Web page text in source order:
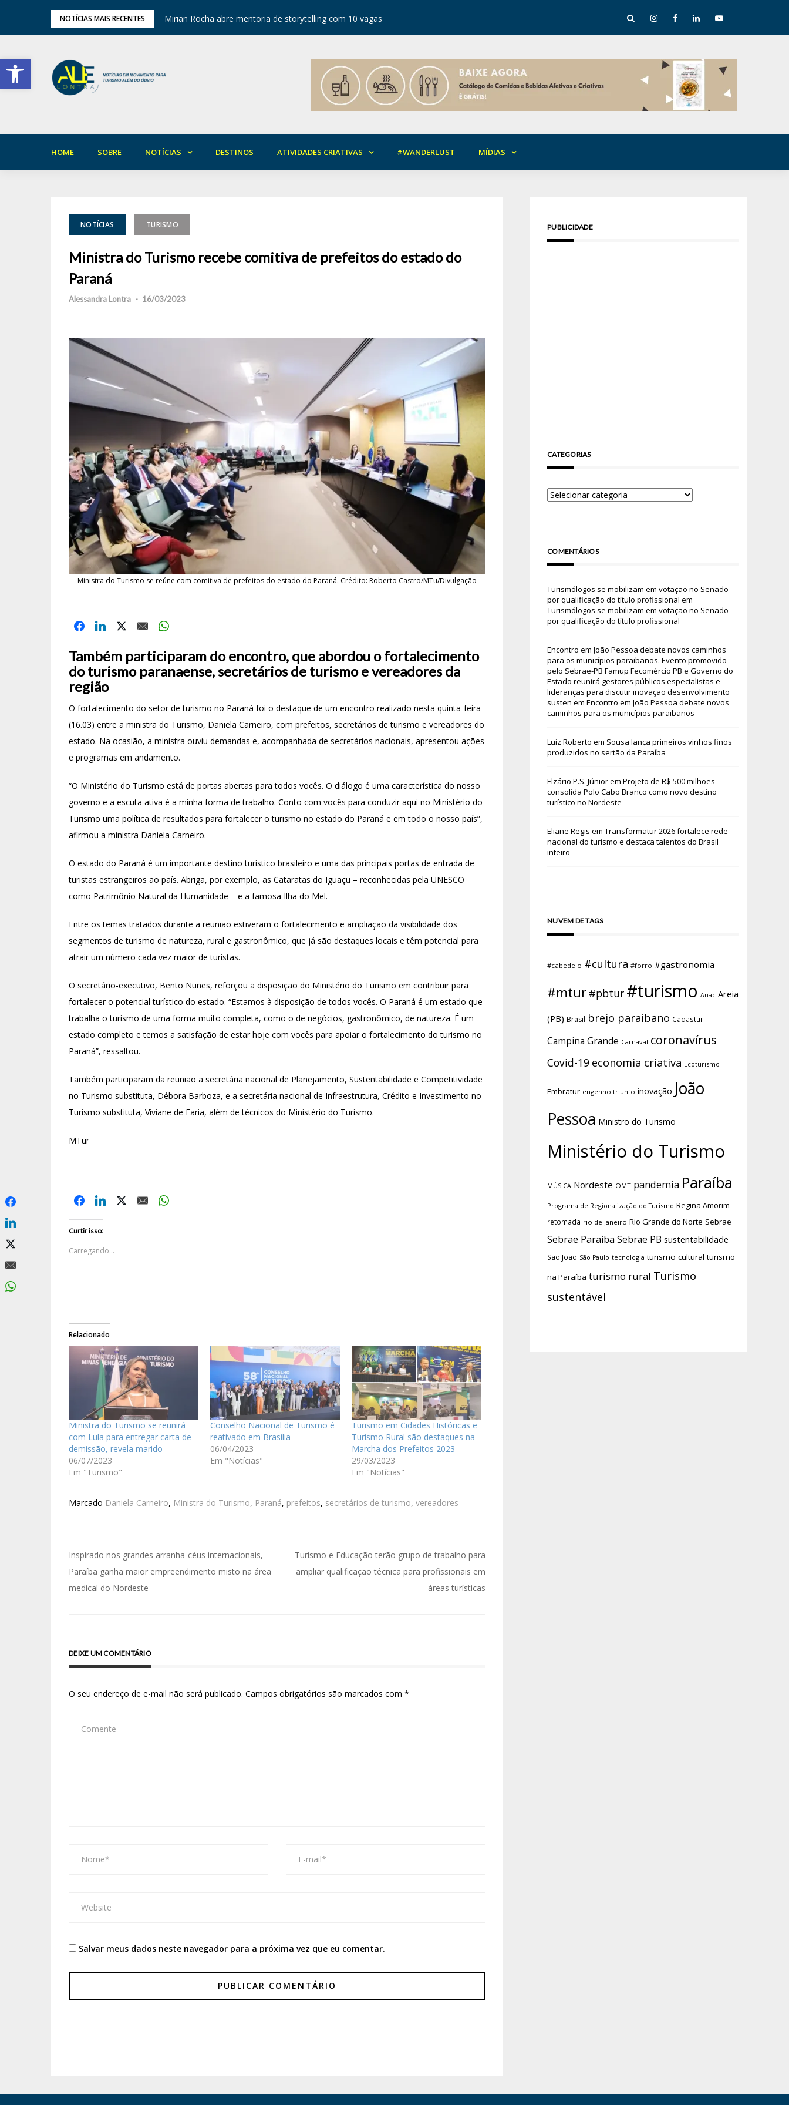
Barra de Ferramentas Aberta
NOTÍCIAS MAIS RECENTES
em Areia Mirian Rocha abre mentoria de storytelling com 10 vagas Festival de Inverno nas Serras abre temporada cultural em Cuité
HOME SOBRE NOTÍCIAS DESTINOS ATIVIDADES CRIATIVAS #WANDERLUST MÍDIAS
NOTÍCIAS TURISMO
Ministra do Turismo recebe comitiva de prefeitos do estado do
Paraná
Alessandra Lontra - 16/03/2023
Ministra do Turismo se reúne com comitiva de prefeitos do estado do Paraná. Crédito: Roberto Castro/MTu/Divulgação
Também participaram do encontro, que abordou o fortalecimento
do turismo paranaense, secretários de turismo e vereadores da
região
O fortalecimento do setor de turismo no Paraná foi o destaque de um encontro realizado nesta quinta-feira
(16.03) entre a ministra do Turismo, Daniela Carneiro, com prefeitos, secretários de turismo e vereadores do
estado. Na ocasião, a ministra ouviu demandas e, acompanhada de secretários nacionais, apresentou ações
e programas em andamento.
“O Ministério do Turismo está de portas abertas para todos vocês. O diálogo é uma característica do nosso
governo e a escuta ativa é a minha forma de trabalho. Conto com vocês para conduzir aqui no Ministério do
Turismo uma política de resultados para fortalecer o turismo no estado do Paraná e em todo o nosso país”,
afirmou a ministra Daniela Carneiro.
O estado do Paraná é um importante destino turístico brasileiro e uma das principais portas de entrada de
turistas estrangeiros ao país. Abriga, por exemplo, as Cataratas do Iguaçu – reconhecidas pela UNESCO
como Patrimônio Natural da Humanidade – e a famosa Ilha do Mel.
Entre os temas tratados durante a reunião estiveram o fortalecimento e ampliação da visibilidade dos
segmentos de turismo de natureza, rural e gastronômico, que já são destaques locais e têm potencial para
atrair um número cada vez maior de turistas.
O secretário-executivo, Bento Nunes, reforçou a disposição do Ministério do Turismo em contribuir para
fortalecer o potencial turístico do estado. “Estamos à disposição de todos vocês. O Paraná é um estado que
trabalha o turismo de uma forma muito completa, como o de negócios, gastronômico, de natureza. É um
estado completo e temos a satisfação de estar hoje com vocês para apoiar o fortalecimento do turismo no
Paraná”, ressaltou.
Também participaram da reunião a secretária nacional de Planejamento, Sustentabilidade e Competitividade
no Turismo substituta, Débora Barboza, e a secretária nacional de Infraestrutura, Crédito e Investimento no
Turismo substituta, Viviane de Faria, além de técnicos do Ministério do Turismo.
MTur
Curtir isso:
Carregando...
Relacionado
Ministra do Turismo se reunirá
com Lula para entregar carta de
demissão, revela marido
06/07/2023
Em "Turismo"
Conselho Nacional de Turismo é
reativado em Brasília
06/04/2023
Em "Notícias"
Turismo em Cidades Históricas e
Turismo Rural são destaques na
Marcha dos Prefeitos 2023
29/03/2023
Em "Notícias"
Marcado Daniela Carneiro, Ministra do Turismo, Paraná, prefeitos, secretários de turismo, vereadores
Inspirado nos grandes arranha-céus internacionais,
Paraíba ganha maior empreendimento misto na área
medical do Nordeste
Turismo e Educação terão grupo de trabalho para
ampliar qualificação técnica para profissionais em
áreas turísticas
DEIXE UM COMENTÁRIO
O seu endereço de e-mail não será publicado. Campos obrigatórios são marcados com *
Salvar meus dados neste navegador para a próxima vez que eu comentar.
PUBLICIDADE
CATEGORIAS
COMENTÁRIOS
Turismólogos se mobilizam em votação no Senado
por qualificação do título profissional em
Turismólogos se mobilizam em votação no Senado
por qualificação do título profissional
Encontro em João Pessoa debate novos caminhos
para os municípios paraibanos. Evento promovido
pelo Sebrae-PB Famup Fecomércio PB e Governo do
Estado reunirá gestores públicos especialistas e
lideranças para discutir inovação desenvolvimento
susten em Encontro em João Pessoa debate novos
caminhos para os municípios paraibanos
Luiz Roberto em Sousa lança primeiros vinhos finos
produzidos no sertão da Paraíba
Elzário P.S. Júniorem Projeto de R$ 500 milhões
consolida Polo Cabo Branco como novo destino
turístico no Nordeste
Eliane Regis em Transformatur 2026 fortalece rede
nacional do turismo e destaca talentos do Brasil
inteiro
NUVEM DE TAGS
#cabedelo #cultura #forro #gastronomia
#mtur #pbtur #turismo Anac Areia
(PB) Brasil brejo paraibano Cadastur
Campina Grande Carnaval coronavírus
Covid-19 economia criativa Ecoturismo
Embratur engenho triunfo inovação João
Pessoa Ministro do Turismo
Ministério do Turismo
MÚSICA Nordeste OMT pandemia Paraíba
Programa de Regionalização do Turismo Regina Amorim
retomada rio de janeiro Rio Grande do Norte Sebrae
Sebrae Paraíba Sebrae PB sustentabilidade
São João São Paulo tecnologia turismo cultural turismo
na Paraíba turismo rural Turismo
sustentável